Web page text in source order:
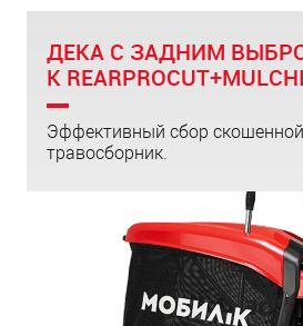
ДЕКА С ЗАДНИМ
K
Эффективный сбор
травосборник.